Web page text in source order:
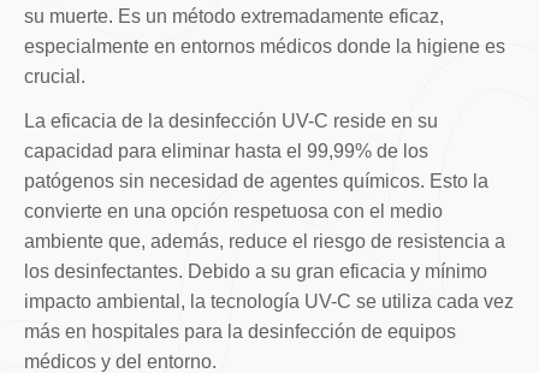
su muerte. Es un método extremadamente eficaz,
especialmente en entornos médicos donde la higiene es
crucial.
La eficacia de la desinfección UV-C reside en su
capacidad para eliminar hasta el 99,99% de los
patógenos sin necesidad de agentes químicos. Esto la
convierte en una opción respetuosa con el medio
ambiente que, además, reduce el riesgo de resistencia a
los desinfectantes. Debido a su gran eficacia y mínimo
impacto ambiental, la tecnología UV-C se utiliza cada vez
más en hospitales para la desinfección de equipos
médicos y del entorno.